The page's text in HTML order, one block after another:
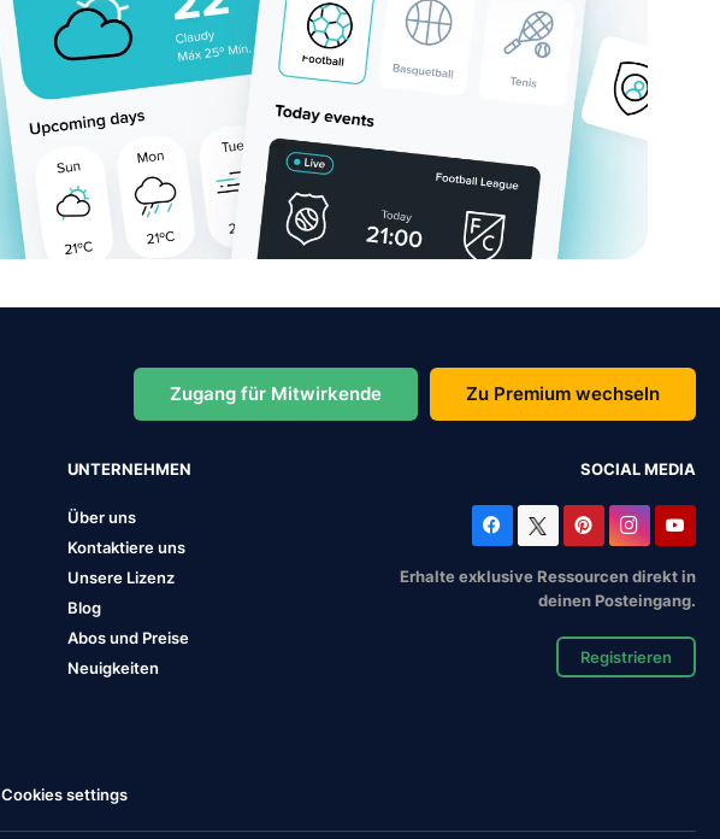
Zugang für Mitwirkende Zu Premium wechseln
UNTERNEHMEN
Über uns
Kontaktiere uns
Unsere Lizenz
Blog
Abos und Preise
Neuigkeiten
SOCIAL MEDIA
Erhalte exklusive Ressourcen direkt in
deinen Posteingang.
Registrieren
Cookies settings